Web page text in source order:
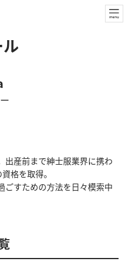
出産前まで紳士服業界に携わ
格を取得。
ごすための方法を日々模索中